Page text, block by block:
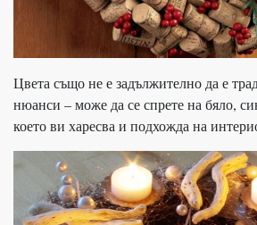
Цвета също не е задължително да е
нюанси – може да се спрете на бяло,
което ви харесва и подхожда на